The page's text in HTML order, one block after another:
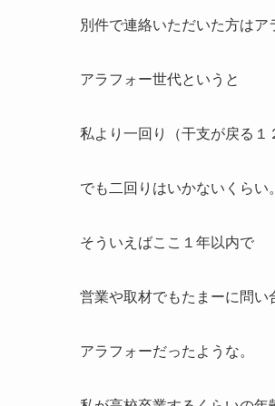
別件で連絡いただいた方はア
アラフォー世代というと
私より一回り（干支が戻る１
でも二回りはいかないくらい。
そういえばここ１年以内で
営業や取材でもたまーに問い
アラフォーだったような。